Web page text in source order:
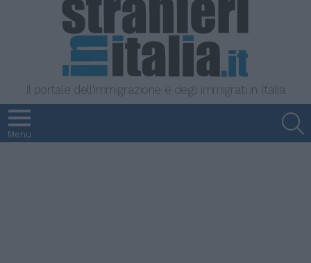
Il portale dell'immigrazione e degli immigrati in Italia
Menu